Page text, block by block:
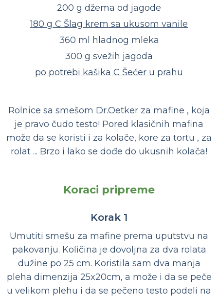
200 g džema od jagode
180 g C Šlag krem sa ukusom vanile
360 ml hladnog mleka
300 g svežih jagoda
po potrebi kašika C Šećer u prahu
Rolnice sa smešom Dr.Oetker za mafine , koja
je pravo čudo testo! Pored klasičnih mafina
može da se koristi i za kolače, kore za tortu , za
rolat ... Brzo i lako se dođe do ukusnih kolača!
Koraci pripreme
Korak 1
Umutiti smešu za mafine prema uputstvu na
pakovanju. Količina je dovoljna za dva rolata
dužine po 25 cm. Koristila sam dva manja
pleha dimenzija 25x20cm, a može i da se peče
u velikom plehu i da se pečeno testo podeli na